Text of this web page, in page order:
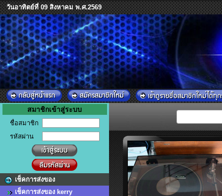
วันอาทิตย์ที่ 09 สิงหาคม พ.ศ.2569
สมาชิกเข้าสู่ระบบ
ชื่อสมาชิก
รหัสผ่าน
เช็คการส่งของ
เช็คการส่งของ kerry